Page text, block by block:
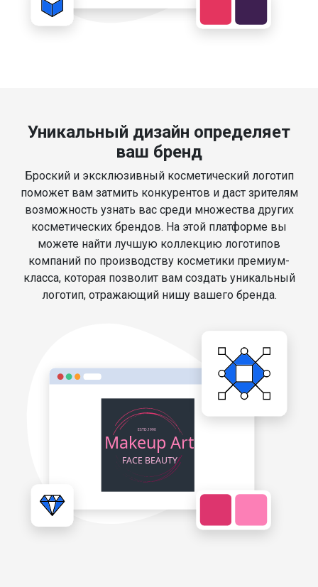
Уникальный дизайн определяет
ваш бренд
Броский и эксклюзивный косметический логотип
поможет вам затмить конкурентов и даст зрителям
возможность узнать вас среди множества других
косметических брендов. На этой платформе вы
можете найти лучшую коллекцию логотипов
компаний по производству косметики премиум-
класса, которая позволит вам создать уникальный
логотип, отражающий нишу вашего бренда.